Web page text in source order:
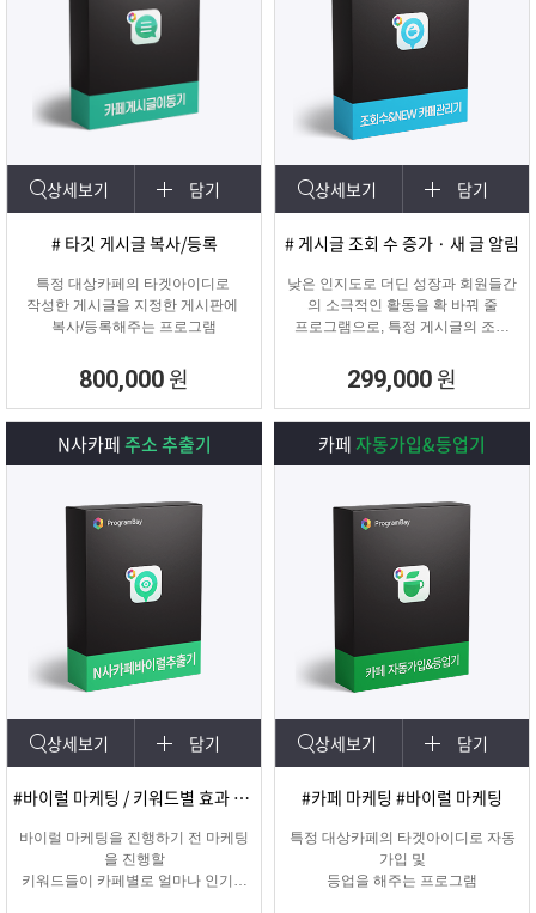
상세보기 담기
# 타깃 게시글 복사/등록
특정 대상카페의 타겟아이디로
작성한 게시글을 지정한 게시판에
복사/등록해주는 프로그램
800,000 원
상세보기 담기
# 게시글 조회 수 증가 · 새 글 알림
낮은 인지도로 더딘 성장과 회원들간
의 소극적인 활동을 확 바꿔 줄
프로그램으로, 특정 게시글의 조회
카테고리에 새 글 알림 표시기능!
299,000 원
N사카페주소 추출기
상세보기 담기
#바이럴 마케팅 / 키워드별 효과 카페 확인
바이럴 마케팅을 진행하기 전 마케팅
을 진행할
키워드들이 카페별로 얼마나 인기가
카페자동가입&등업기
상세보기 담기
#카페 마케팅 #바이럴 마케팅
특정 대상카페의 타겟아이디로 자동
가입 및
등업을 해주는 프로그램